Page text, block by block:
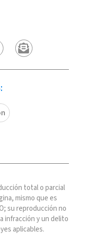
total o parcial
mismo que es
su reproducción no
infracción y un delito
aplicables.